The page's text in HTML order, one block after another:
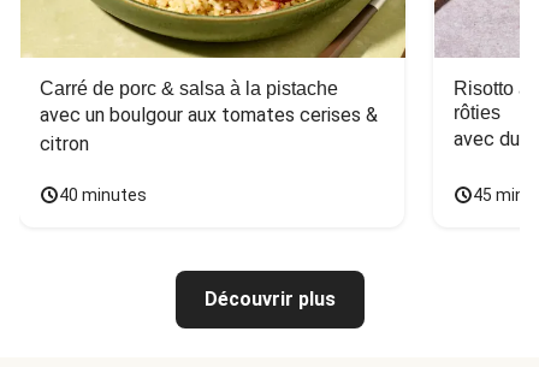
Carré de porc & salsa à la pistache
avec un boulgour aux tomates cerises &
citron
40 minutes
Risotto
rôties
avec du
45
Découvrir plus